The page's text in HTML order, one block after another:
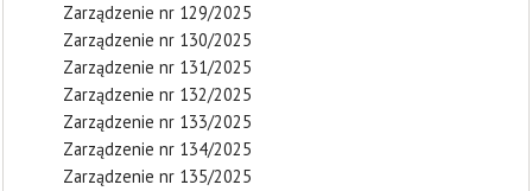
Zarządzenie nr 129/2025
Zarządzenie nr 130/2025
Zarządzenie nr 131/2025
Zarządzenie nr 132/2025
Zarządzenie nr 133/2025
Zarządzenie nr 134/2025
Zarządzenie nr 135/2025